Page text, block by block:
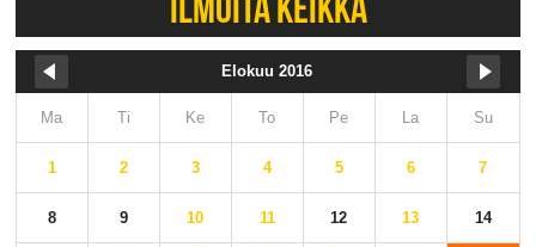
Elokuu 2016
Ma Ti Ke To Pe La Su
1 2 3 4 5 6 7
8 9 10 11 12 13 14